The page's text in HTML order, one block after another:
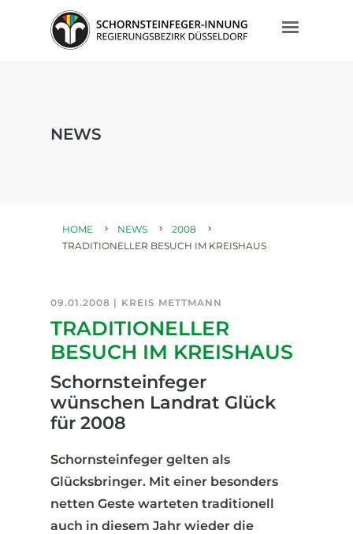
NEWS
HOME NEWS
2008
TRADITIONELLER BESUCH IM KREISHAUS
09.01.2008 | KREIS METTMANN
TRADITIONELLER
BESUCH IM KREISHAUS
Schornsteinfeger
wünschen Landrat Glück
für 2008
Schornsteinfeger gelten als
Glücksbringer. Mit einer besonders
netten Geste warteten traditionell
auch in diesem Jahr wieder die